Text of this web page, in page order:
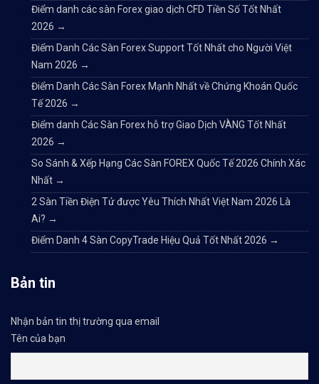
Điểm danh các sàn Forex giao dịch CFD Tiền Số Tốt Nhất
2026 →
Điểm Danh Các Sàn Forex Support Tốt Nhất cho Người Việt
Nam 2026 →
Điểm Danh Các Sàn Forex Mạnh Nhất về Chứng Khoán Quốc
Tế 2026 →
Điểm danh Các Sàn Forex hỗ trợ Giao Dịch VÀNG Tốt Nhất
2026 →
So Sánh & Xếp Hạng Các Sàn FOREX Quốc Tế 2026 Chính Xác
Nhất →
2 Sàn Tiền Điện Tử được Yêu Thích Nhất Việt Nam 2026 Là
Ai? →
Điểm Danh 4 Sàn CopyTrade Hiệu Quả Tốt Nhất 2026 →
Bản tin
Nhận bản tin thị trường qua email
Tên của bạn